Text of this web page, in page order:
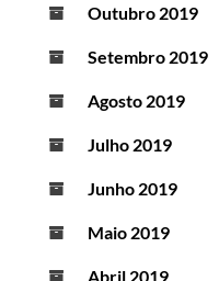
Outubro 2019
Setembro 2019
Agosto 2019
Julho 2019
Junho 2019
Maio 2019
Abril 2019